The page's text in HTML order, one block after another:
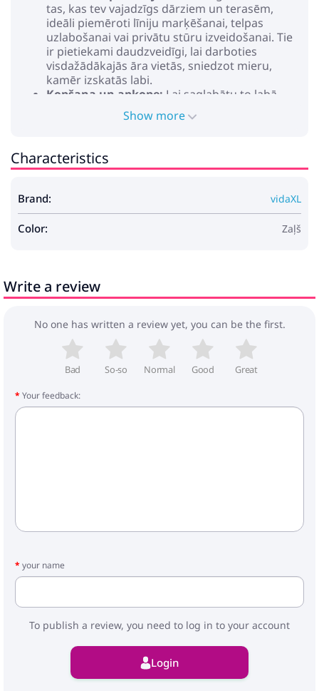
tas, kas tev vajadzīgs dārziem un terasēm,
ideāli piemēroti līniju marķēšanai, telpas
uzlabošanai vai privātu stūru izveidošanai. Tie
ir pietiekami daudzveidīgi, lai darboties
visdažādākajās āra vietās, sniedzot mieru,
kamēr izskatās labi.
Kopšana un apkope: Lai saglabātu to labā
izskatā, izvairies no ekstrēmiem laikapstākļiem.
Izmanto to iekštelpās, kad laikapstākļi ir grūti,
attīrīšana ar mīkstām materiāliem ir viss, kas
tev vajadzīgs.
Materiāls: Tērauds
Pabeigt: Krāsota
Vispārējās izmēri: 80 x 8,5 cm (G x P)
Piegāde satur:
44 x žoga stabs
Show more
Characteristics
Brand: vidaXL
Color: Zaļš
Write a review
No one has written a review yet, you can be the first.
Bad So-so Normal Good Great
Your feedback:
your name
To publish a review, you need to log in to your account
Login